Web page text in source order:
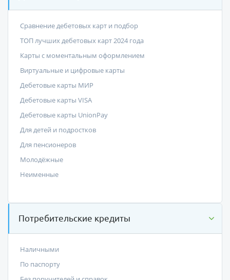
Сравнение дебетовых карт и подбор
ТОП лучших дебетовых карт 2024 года
Карты с моментальным оформлением
Виртуальные и цифровые карты
Дебетовые карты МИР
Дебетовые карты VISA
Дебетовые карты UnionPay
Для детей и подростков
Для пенсионеров
Молодёжные
Неименные
Потребительские кредиты
Наличными
По паспорту